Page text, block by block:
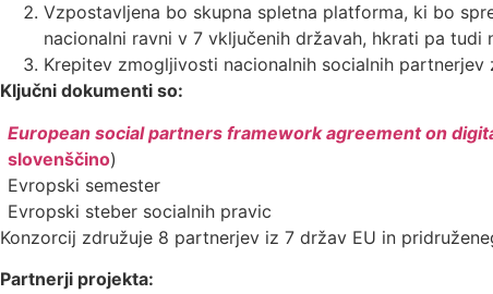
Vzpostavljena bo skupna spletna platforma, ki bo
nacionalni ravni v 7 vključenih državah, hkrati pa tudi
Krepitev zmogljivosti nacionalnih socialnih
Ključni dokumenti so:
European social partners framework agreement on
slovenščino)
Evropski semester
Evropski steber socialnih pravic
Konzorcij združuje 8 partnerjev iz 7 držav EU in
Partnerji projekta: